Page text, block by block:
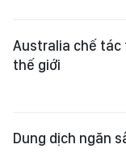
Australia chế tác
thế giới
Dung dịch ngăn